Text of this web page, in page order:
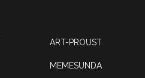
ART-PROUST
MEMESUNDA